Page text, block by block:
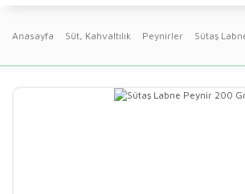
Anasayfa Süt, Kahvaltılık Peynirler Sütaş